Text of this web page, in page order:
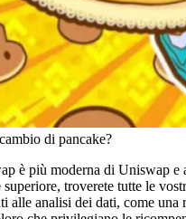
di pancake?
è più moderna di Uniswap e
troverete tutte le
alle analisi dei dati, come una